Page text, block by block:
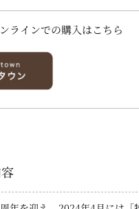
ラインでの購入はこちら